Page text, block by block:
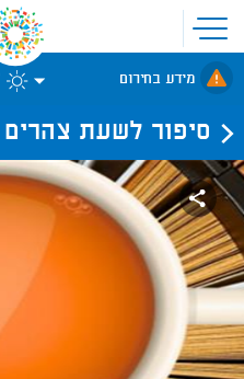
פתיחת
תפריט
אתר
לאתר
תל-אביב
מידע בחירום
סיפור לשעת